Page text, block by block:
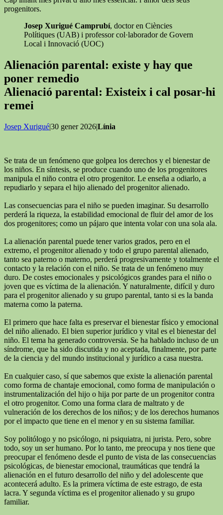
progenitors.
Josep Xurigué Camprubí, doctor en Ciències
Polítiques (UAB) i professor col·laborador de Govern
Local i Innovació (UOC)
Alienación parental: existe y hay que
poner remedio
Alienació parental: Existeix i cal posar-hi
remei
Josep Xurigué|30 gener 2026|Línia
Se trata de un fenómeno que golpea los derechos y el bienestar de
los niños. En síntesis, se produce cuando uno de los progenitores
manipula el niño contra el otro progenitor. Le enseña a odiarlo, a
repudiarlo y separa el hijo alienado del progenitor alienado.
Las consecuencias para el niño se pueden imaginar. Su desarrollo
perderá la riqueza, la estabilidad emocional de fluir del amor de los
dos progenitores; como un pájaro que intenta volar con una sola ala.
La alienación parental puede tener varios grados, pero en el
extremo, el progenitor alienado y todo el grupo parental alienado,
tanto sea paterno o materno, perderá progresivamente y totalmente el
contacto y la relación con el niño. Se trata de un fenómeno muy
duro. De costes emocionales y psicológicos grandes para el niño o
joven que es víctima de la alienación. Y naturalmente, difícil y duro
para el progenitor alienado y su grupo parental, tanto si es la banda
materna como la paterna.
El primero que hace falta es preservar el bienestar físico y emocional
del niño alienado. El bien superior jurídico y vital es el bienestar del
niño. El tema ha generado controversia. Se ha hablado incluso de un
síndrome, que ha sido discutida y no aceptada, finalmente, por parte
de la ciencia y del mundo institucional y jurídico a casa nuestra.
En cualquier caso, sí que sabemos que existe la alienación parental
como forma de chantaje emocional, como forma de manipulación o
instrumentalización del hijo o hija por parte de un progenitor contra
el otro progenitor. Como una forma clara de maltrato y de
vulneración de los derechos de los niños; y de los derechos humanos
por el impacto que tiene en el menor y en su sistema familiar.
Soy politólogo y no psicólogo, ni psiquiatra, ni jurista. Pero, sobre
todo, soy un ser humano. Por lo tanto, me preocupa y nos tiene que
preocupar el fenómeno desde el punto de vista de las consecuencias
psicológicas, de bienestar emocional, traumáticas que tendrá la
alienación en el futuro desarrollo del niño y del adolescente que
acontecerá adulto. Es la primera víctima de este estrago, de esta
lacra. Y segunda víctima es el progenitor alienado y su grupo
familiar.